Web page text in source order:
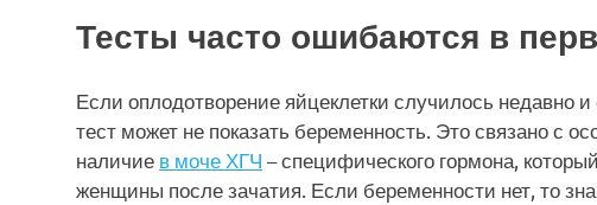
Тесты часто ошибаются в
Если оплодотворение яйцеклетки случилось недавно
тест может не показать беременность. Это связано с
наличие в моче ХГЧ – специфического гормона,
женщины после зачатия. Если беременности нет, то